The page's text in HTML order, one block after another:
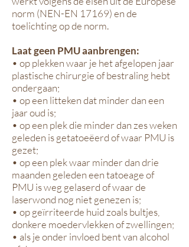
norm (NEN-EN 17169) en de
toelichting op de norm.
Laat geen PMU aanbrengen:
• op plekken waar je het afgelopen jaar
plastische chirurgie of bestraling hebt
ondergaan;
• op een litteken dat minder dan een
jaar oud is;
• op een plek die minder dan zes weken
geleden is getatoeëerd of waar PMU is
gezet;
• op een plek waar minder dan drie
maanden geleden een tatoeage of
PMU is weg gelaserd of waar de
laserwond nog niet genezen is;
• op geïrriteerde huid zoals bultjes,
donkere moedervlekken of zwellingen;
• als je onder invloed bent van alcohol